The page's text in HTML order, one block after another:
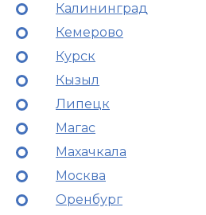
Калининград
Кемерово
Курск
Кызыл
Липецк
Магас
Махачкала
Москва
Оренбург